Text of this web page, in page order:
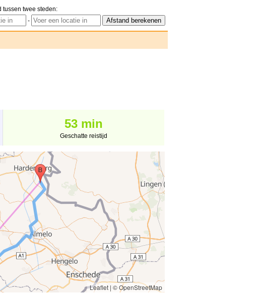
tussen twee steden:
-
53 min
Geschatte reistijd
Leaflet | © OpenStreetMap